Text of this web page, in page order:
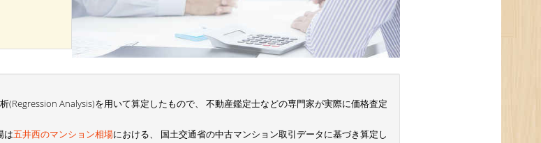
Analysis)を用いて算定したもので、 不動産鑑定士などの専門家が実際に価格査定
は五井西のマンション相場における、 国土交通省の中古マンション取引データに基づき算定し